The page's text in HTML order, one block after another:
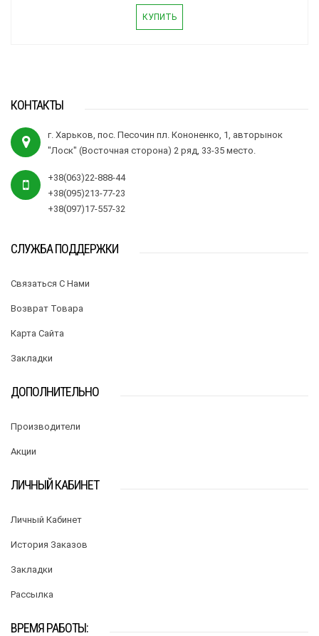
КУПИТЬ
КОНТАКТЫ
г. Харьков, пос. Песочин пл. Кононенко, 1, авторынок
"Лоск" (Восточная сторона) 2 ряд, 33-35 место.
+38(063)22-888-44
+38(095)213-77-23
+38(097)17-557-32
СЛУЖБА ПОДДЕРЖКИ
Связаться С Нами
Возврат Товара
Карта Сайта
Закладки
ДОПОЛНИТЕЛЬНО
Производители
Акции
ЛИЧНЫЙ КАБИНЕТ
Личный Кабинет
История Заказов
Закладки
Рассылка
ВРЕМЯ РАБОТЫ: